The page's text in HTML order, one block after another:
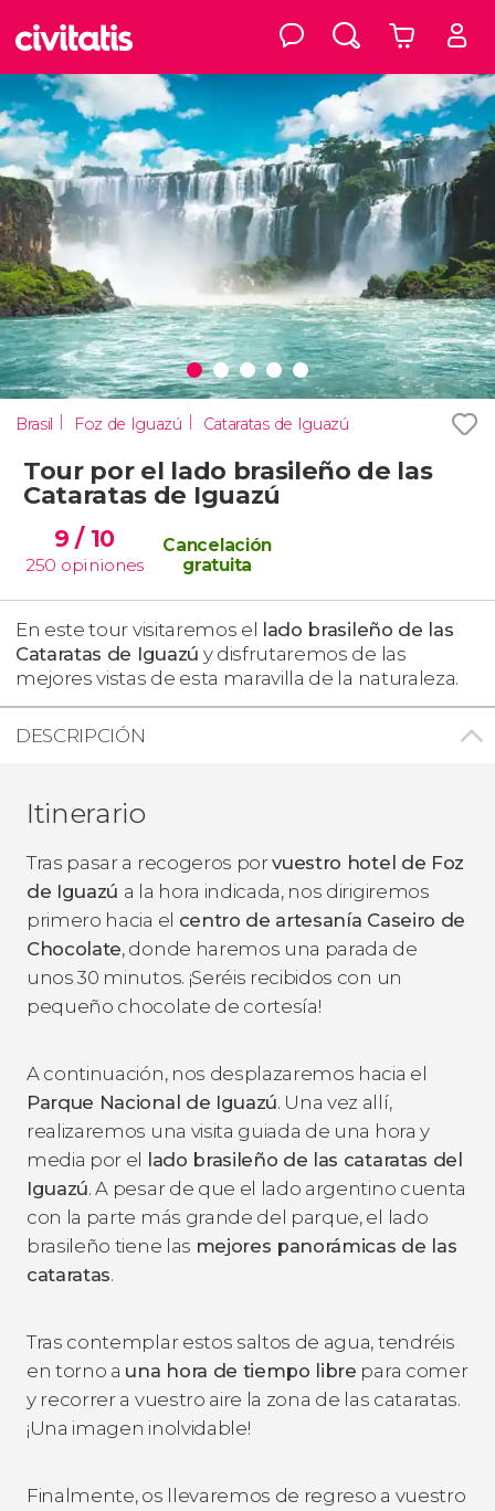
Brasil Foz de Iguazú Cataratas de Iguazú
Tour por el lado brasileño de las
Cataratas de Iguazú
9/ 10
250 opiniones
Cancelación
gratuita
En este tour visitaremos el lado brasileño de las
Cataratas de Iguazú y disfrutaremos de las
mejores vistas de esta maravilla de la naturaleza.
DESCRIPCIÓN
Itinerario
Tras pasar a recogeros porvuestro hotel de Foz
de Iguazú a la hora indicada, nos dirigiremos
primero hacia el centro de artesanía Caseiro de
Chocolate, donde haremos una parada de
unos 30 minutos. ¡Seréis recibidos con un
pequeño chocolate de cortesía!
A continuación, nos desplazaremos hacia el
Parque Nacional de Iguazú. Una vez allí,
realizaremos una visita guiada de una hora y
media por el lado brasileño de las cataratas del
Iguazú. A pesar de que el lado argentino cuenta
con la parte más grande del parque, el lado
brasileño tiene las mejores panorámicas de las
cataratas.
Tras contemplar estos saltos de agua, tendréis
en torno a una hora de tiempo libre para comer
y recorrer a vuestro aire la zona de las cataratas.
¡Una imagen inolvidable!
Finalmente, os llevaremos de regreso a vuestro